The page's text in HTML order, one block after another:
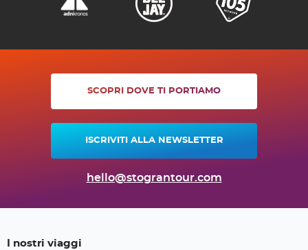
SCOPRI DOVE TI PORTIAMO
ISCRIVITI ALLA NEWSLETTER
hello@stograntour.com
I nostri viaggi